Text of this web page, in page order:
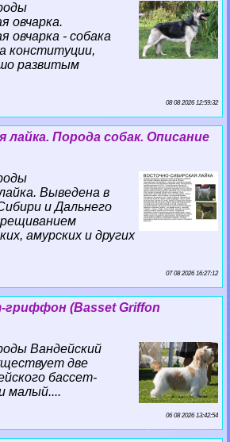
овчарка.
овчарка - собака
конституции,
развитым
08 08 2026 12:59:32
лайка. Порода собак. Описание
Выведена в
и Дальнего
амурских и других
07 08 2026 16:27:12
гриффон (Basset Griffon
Вандейский
две
бассет-
малый....
06 08 2026 13:42:54